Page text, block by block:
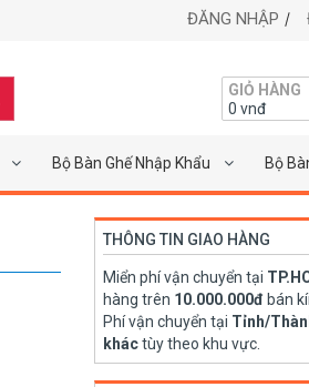
ĐĂNG NHẬP
GIỎ HÀNG
0 vnđ
Bộ Bàn Ghế Nhập Khẩu Bộ
THÔNG TIN GIAO HÀNG
Miển phí vận chuyển tại
hàng trên 10.000.000đ bán
Phí vận chuyển tại Tỉnh/
kháctùy theo khu vực.